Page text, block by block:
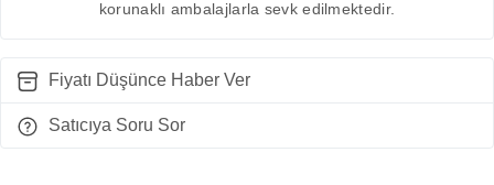
korunaklı ambalajlarla sevk edilmektedir.
Fiyatı Düşünce Haber Ver
Satıcıya Soru Sor